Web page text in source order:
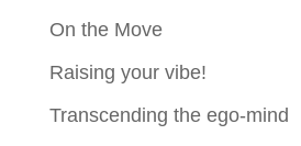
On the Move
Raising your vibe!
Transcending the ego-mind